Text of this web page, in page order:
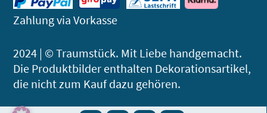
Zahlung via Vorkasse
2024 | © Traumstück. Mit Liebe handgemacht.
Die Produktbilder enthalten Dekorations­artikel,
die nicht zum Kauf dazu gehören.